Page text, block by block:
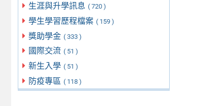
生涯與升學訊息 ( 720 )
學生學習歷程檔案 ( 159 )
獎助學金 ( 333 )
國際交流 ( 51 )
新生入學 ( 51 )
防疫專區 ( 118 )